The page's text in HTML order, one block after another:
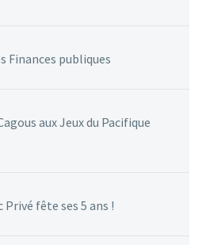
Finances publiques
aux Jeux du Pacifique
fête ses 5 ans !